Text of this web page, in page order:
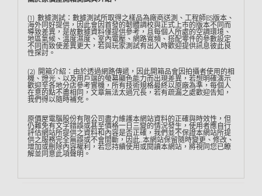
(1) 數據測試：數據測試所取得之樣品為廠商送測、工程師ES版本、
海外同好提供，因此會因首發的韌體調校與正式上市的版本不同而
導致差異，是故數據資料僅提供參考，且每個人所處的空調環境、
地區氣候、溫度濕度、室內電壓、網路寬頻、搭配零件的參數設定
不同而致使差異更大，若與玩家測試有出入時歡迎提供訊息彼此良
性探討。
(2) 開箱介紹：由於透過網路傳遞，因此開箱品會因拍攝者使用的相
機、燈光、以及用戶端的螢幕顯色能力而出現差異，若想明確演示
歡迎至各地分店參考實機，所有技術規格最終以原廠為準，每個人
在意的點不盡相同，文章無法太過冗長，若有疏漏之處歡迎告知，
我們得以隨時補充。
原價屋電腦股份有限公司盡力維護本網站資料的正確與時效性，但
仍難免有文字錯誤或甚至價格一日三變的情況發生，使用者應自行
評估網站所提供之資料和內容是否正確，我們並不保證本網站所提
供之服務完全無誤或不會間斷，因此…本網站保留隨時變更、修改、
增加或刪除內容權利，若您持續使用或閱讀本網站，將視同您已瞭
解並同意此項聲明。